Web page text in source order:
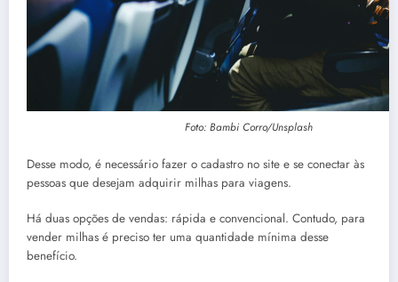
Foto: Bambi Corro/Unsplash
Desse modo, é necessário fazer o cadastro no site e se conectar às
pessoas que desejam adquirir milhas para viagens.
Há duas opções de vendas: rápida e convencional. Contudo, para
vender milhas é preciso ter uma quantidade mínima desse
benefício.